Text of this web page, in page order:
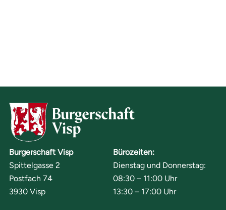
Burgerschaft Visp
Spittelgasse 2
Postfach 74
3930 Visp
Bürozeiten:
Dienstag und Donnerstag:
08:30 – 11:00 Uhr
13:30 – 17:00 Uhr